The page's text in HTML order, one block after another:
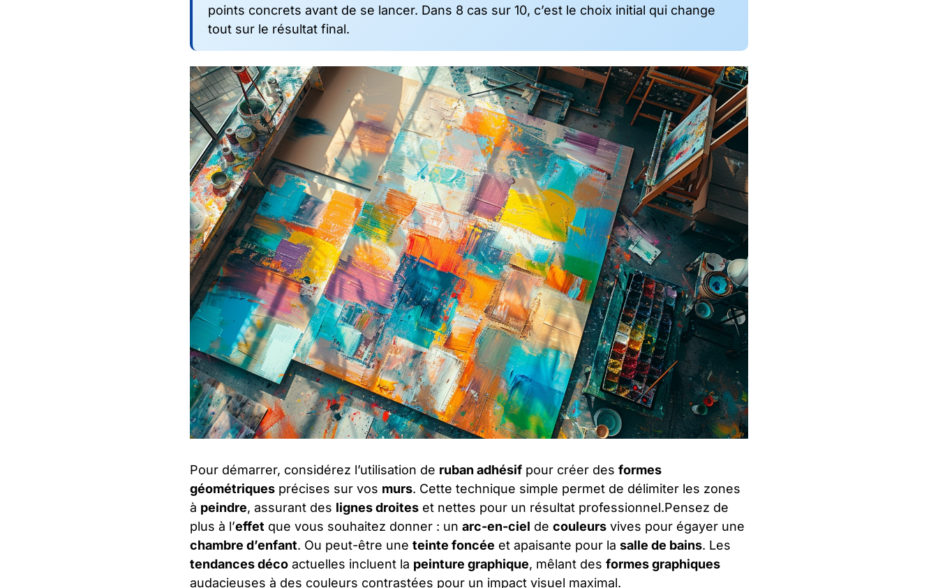
points concrets avant de se lancer. Dans 8 cas sur 10, c’est le choix initial qui change
tout sur le résultat final.
Pour démarrer, considérez l’utilisation de ruban adhésif pour créer des formes
géométriques précises sur vos murs. Cette technique simple permet de délimiter les zones
à peindre, assurant des lignes droites et nettes pour un résultat professionnel.Pensez de
plus à l’effet que vous souhaitez donner : un arc-en-ciel de couleurs vives pour égayer une
chambre d’enfant. Ou peut-être une teinte foncée et apaisante pour la salle de bains. Les
tendances déco actuelles incluent la peinture graphique, mêlant des formes graphiques
audacieuses à des couleurs contrastées pour un impact visuel maximal.